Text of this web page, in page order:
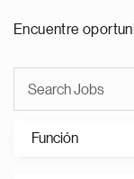
Encuentre
Función